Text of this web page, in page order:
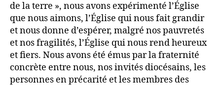
de la terre », nous avons expérimenté l’Église
que nous aimons, l’Église qui nous fait grandir
et nous donne d’espérer, malgré nos pauvretés
et nos fragilités, l’Église qui nous rend heureux
et fiers. Nous avons été émus par la fraternité
concrète entre nous, nos invités diocésains, les
personnes en précarité et les membres des